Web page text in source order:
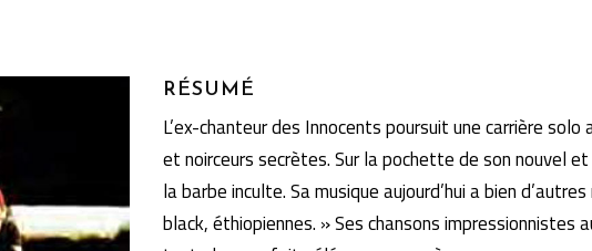
RÉSUMÉ
L’ex-chanteur des Innocents poursuit une carrière
et noirceurs secrètes. Sur la pochette de son nouvel
la barbe inculte. Sa musique aujourd’hui a bien
black, éthiopiennes. » Ses chansons